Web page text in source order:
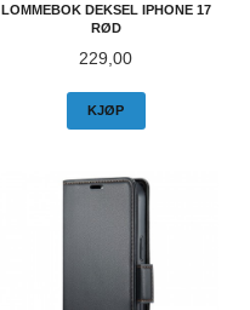
LOMMEBOK DEKSEL IPHONE 17
RØD
Pris
229,00
KJØP